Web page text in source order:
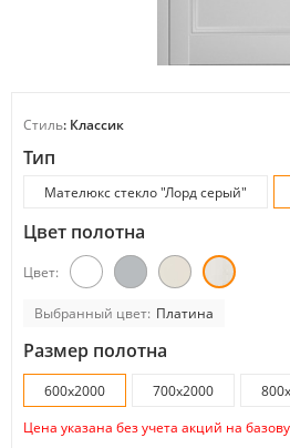
Стиль: Классик
Тип
Мателюкс стекло "Лорд серый"
Цвет полотна
Цвет:
Выбранный цвет: Платина
Размер полотна
600x2000 700x2000
Цена указана без учета акций на